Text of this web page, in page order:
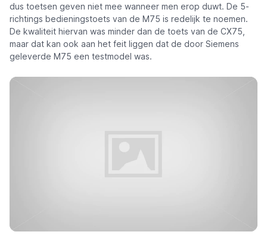
dus toetsen geven niet mee wanneer men erop duwt. De 5-
richtings bedieningstoets van de M75 is redelijk te noemen.
De kwaliteit hiervan was minder dan de toets van de CX75,
maar dat kan ook aan het feit liggen dat de door Siemens
geleverde M75 een testmodel was.